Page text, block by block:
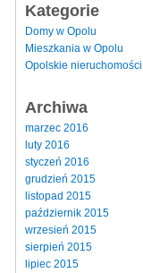
Kategorie
Domy w Opolu
Mieszkania w Opolu
Opolskie nieruchomości
Archiwa
marzec 2016
luty 2016
styczeń 2016
grudzień 2015
listopad 2015
październik 2015
wrzesień 2015
sierpień 2015
lipiec 2015